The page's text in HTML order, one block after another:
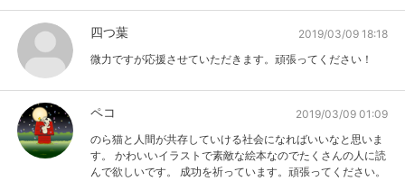
四つ葉
2019/03/09 18:18
微力ですが応援させていただきます。頑張ってください！
ペコ
2019/03/09 01:09
のら猫と人間が共存していける社会になればいいなと思いま
す。 かわいいイラストで素敵な絵本なのでたくさんの人に読
んで欲しいです。 成功を祈っています。頑張ってください。